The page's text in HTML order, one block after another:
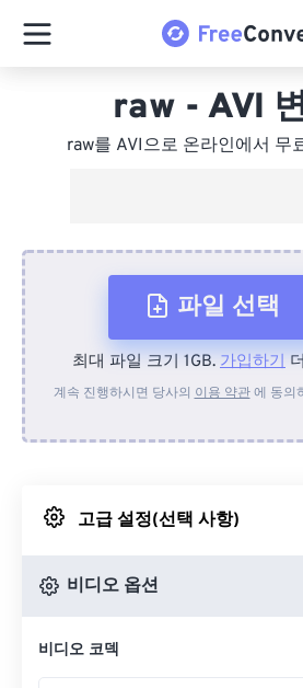
raw - AVI
raw를 AVI으로 온라인에서 무
파일 선택
장치에서
Google 드라이
최대 파일 크기 1GB. 가입하기
계속 진행하시면 당사의 이용 약관에 동의
고급 설정(선택 사항)
비디오 옵션
비디오 코덱